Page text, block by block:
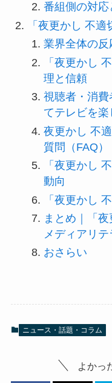
番組側の対
「夜更かし 不
業界全体の反
「夜更かし
理と信頼
視聴者・消費
てテレビを
夜更かし 不
質問（FAQ）
「夜更かし
動向
「夜更かし
まとめ｜「
メディアリテ
おさらい
ニュース・話題・コラム
よかっ